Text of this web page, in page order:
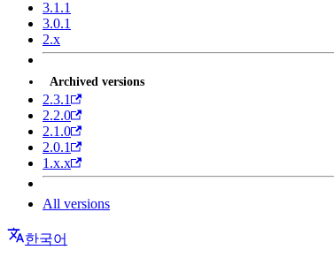
3.1.1
3.0.1
2.x
Archived versions
2.3.1
2.2.0
2.1.0
2.0.1
1.x.x
All versions
한국어